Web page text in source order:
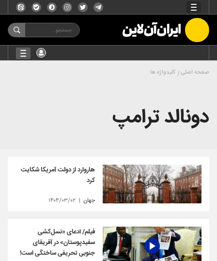
صفحه اصلی کلیدواژه ها
دونالد ترامپ
هاروارد از دولت آمریکا شکایت
کرد
جهان ۱۴۰۴/۰۳/۰۲
فیلم/ ادعای «نسل‌کشی
سفیدپوستان» در آفریقای
جنوبی تحریفی ساختگی است!